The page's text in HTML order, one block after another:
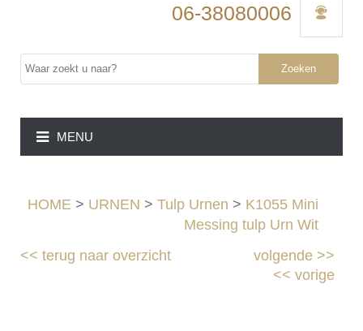
06-38080006
Zoeken
MENU
HOME > URNEN > Tulp Urnen > K1055 Mini
Messing tulp Urn Wit
<<terug naar overzicht volgende>>
<< vorige